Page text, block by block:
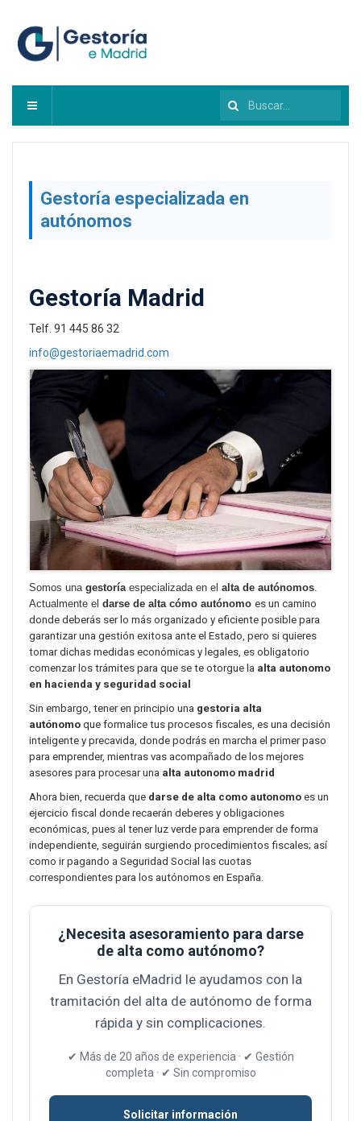
Buscar...
Gestoría especializada en
autónomos
Gestoría Madrid
Telf. 91 445 86 32
info@gestoriaemadrid.com
Somos una gestoría especializada en el alta de autónomos
Actualmente el darse de alta cómo autónomo es un camino
donde deberás ser lo más organizado y eficiente posible para
garantizar una gestión exitosa ante el Estado, pero si quieres
tomar dichas medidas económicas y legales, es obligatorio
comenzar los trámites para que se te otorgue la alta autonomo
en hacienda y seguridad social
Sin embargo, tener en principio una gestoria alta
autónomo que formalice tus procesos fiscales, es una decisión
inteligente y precavida, donde podrás en marcha el primer paso
para emprender, mientras vas acompañado de los mejores
asesores para procesar una alta autonomo madrid
Ahora bien, recuerda que darse de alta como autonomo es un
ejercicio fiscal donde recaerán deberes y obligaciones
económicas, pues al tener luz verde para emprender de forma
independiente, seguirán surgiendo procedimientos fiscales; así
como ir pagando a Seguridad Social las cuotas
correspondientes para los autónomos en España.
¿Necesita asesoramiento para darse
de alta como autónomo?
En Gestoría eMadrid le ayudamos con la
tramitación del alta de autónomo de forma
rápida y sin complicaciones.
✔ Más de 20 años de experiencia · ✔ Gestión
completa · ✔ Sin compromiso
Solicitar información